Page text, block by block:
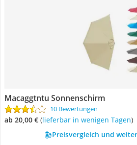
Macaggtntu Sonnenschirm
10 Bewertungen
ab 20,00 € ( Lieferbar in wenigen Tagen)
Preisvergleich und